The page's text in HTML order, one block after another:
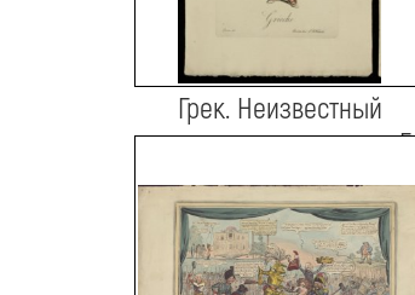
Грек. Неизвестный
художник с оригинала Г.
Штюрмера Гравюра,
акварель. 1820-е